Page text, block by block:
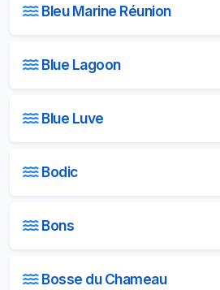
Bleu Marine Réunion
Blue Lagoon
Blue Luve
Bodic
Bons
Bosse du Chameau